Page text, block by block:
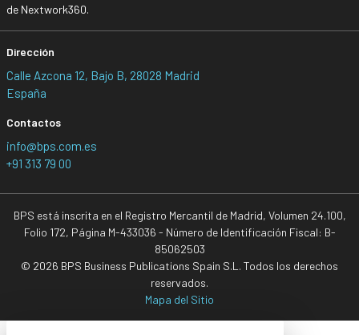
de Nextwork360.
Dirección
Calle Azcona 12, Bajo B, 28028 Madrid
España
Contactos
info@bps.com.es
+91 313 79 00
BPS está inscrita en el Registro Mercantil de Madrid, Volumen 24.100,
Folio 172, Página M-433036 - Número de Identificación Fiscal: B-
85062503
© 2026 BPS Business Publications Spain S.L. Todos los derechos
reservados.
Mapa del Sitio